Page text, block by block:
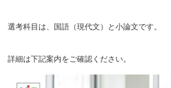
選考科目は、国語（現代文）と小論文です。
詳細は下記案内をご確認ください。